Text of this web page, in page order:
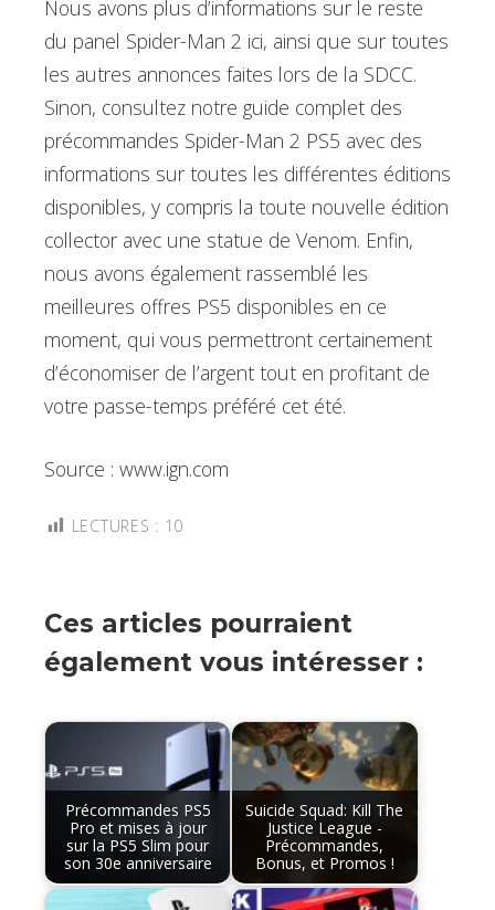
Nous avons plus d’informations sur le reste
du panel Spider-Man 2 ici, ainsi que sur toutes
les autres annonces faites lors de la SDCC.
Sinon, consultez notre guide complet des
précommandes Spider-Man 2 PS5 avec des
informations sur toutes les différentes éditions
disponibles, y compris la toute nouvelle édition
collector avec une statue de Venom. Enfin,
nous avons également rassemblé les
meilleures offres PS5 disponibles en ce
moment, qui vous permettront certainement
d’économiser de l’argent tout en profitant de
votre passe-temps préféré cet été.
Source : www.ign.com
LECTURES : 10
Ces articles pourraient
également vous intéresser :
Précommandes PS5
Pro et mises à jour
sur la PS5 Slim pour
son 30e anniversaire
Suicide Squad: Kill The
Justice League -
Précommandes,
Bonus, et Promos !